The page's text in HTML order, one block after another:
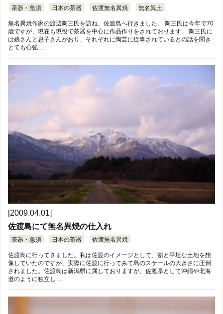
茶器・急須 日本の茶器 佐渡無名異焼 無名異土
無名異焼作家の渡辺陶三氏を訪ね、佐渡島へ行きました。 陶三氏は今年で70
歳ですが、現在も現役で茶器を中心に作品作りをされております。 陶三氏に
は娘さんと息子さんがおり、それぞれに陶芸に従事されているとの話を聞き
とても心強 …
[2009.04.01]
佐渡島にて無名異焼の仕入れ
茶器・急須 日本の茶器 佐渡無名異焼
佐渡島に行ってきました。私は佐渡のイメージとして、割と平坦な土地を想
像していたのですが、実際に佐渡に行ってみて島のスケールの大きさに圧倒
されました。佐渡島は新潟県に属しておりますが、佐渡県として沖縄や北海
道のように独立し …